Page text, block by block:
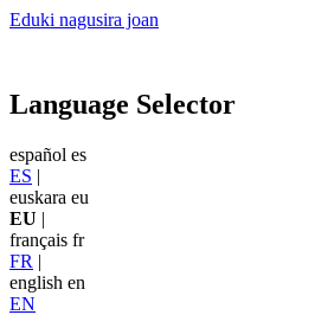
Eduki nagusira joan
Language Selector
español es
ES |
euskara eu
EU |
français fr
FR |
english en
EN